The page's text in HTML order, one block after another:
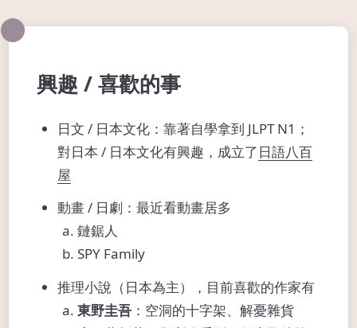
興趣 / 喜歡的事
日文 / 日本文化：靠著自學拿到 JLPT N1；
對日本 / 日本文化有興趣，成立了日語八百
屋
動畫 / 日劇：最近看動畫居多
鏈鋸人
SPY Family
推理小說（日本為主），目前喜歡的作家有
東野圭吾 ：空洞的十字架、解憂雜貨